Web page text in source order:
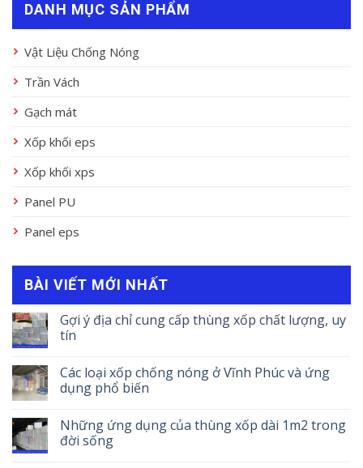
DANH MỤC SẢN PHẨM
Vật Liệu Chống Nóng
Trần Vách
Gạch mát
Xốp khối eps
Xốp khối xps
Panel PU
Panel eps
BÀI VIẾT MỚI NHẤT
Gợi ý địa chỉ cung cấp thùng xốp chất lượng, uy
tín
Các loại xốp chống nóng ở Vĩnh Phúc và ứng
dụng phổ biến
Những ứng dụng của thùng xốp dài 1m2 trong
đời sống